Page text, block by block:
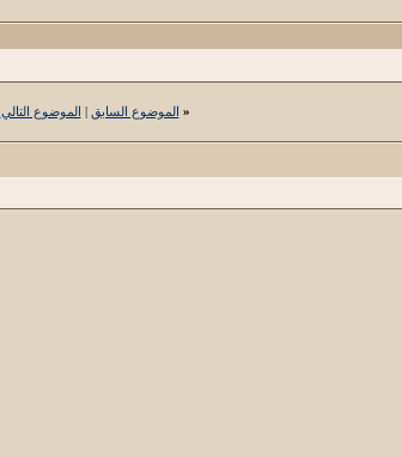
« الموضوع السابق | الموضوع التالي